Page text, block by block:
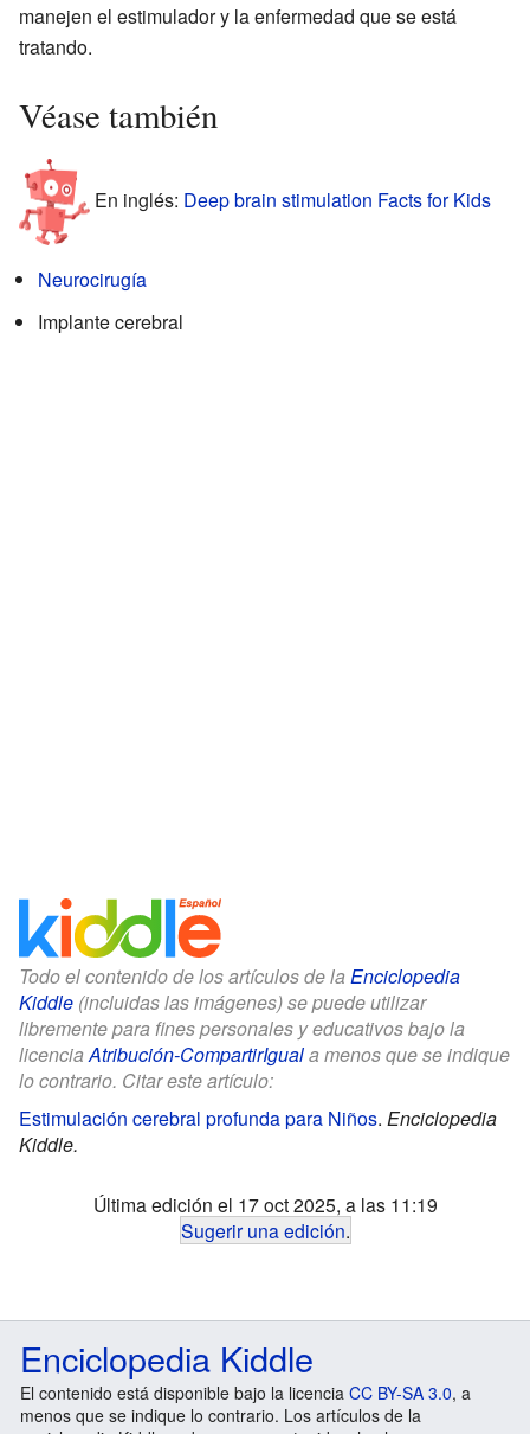
manejen el estimulador y la enfermedad que se está
tratando.
Véase también
En inglés: Deep brain stimulation Facts for Kids
Neurocirugía
Implante cerebral
Todo el contenido de los artículos de la Enciclopedia
Kiddle (incluidas las imágenes) se puede utilizar
libremente para fines personales y educativos bajo la
licenciaAtribución-CompartirIguala menos que se indique
lo contrario. Citar este artículo:
Estimulación cerebral profunda para Niños. Enciclopedia
Kiddle.
Última edición el 17 oct 2025, a las 11:19
Sugerir una edición.
Enciclopedia Kiddle
El contenido está disponible bajo la licencia CC BY-SA 3.0, a
menos que se indique lo contrario. Los artículos de la